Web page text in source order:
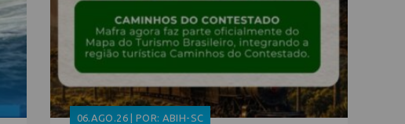
06.AGO.26 | POR: ABIH-SC